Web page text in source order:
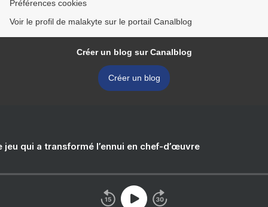
Préférences cookies
Voir le profil de malakyte sur le portail Canalblog
Créer un blog sur Canalblog
Créer un blog
jeu qui a transformé l’ennui en chef-d’œuvre